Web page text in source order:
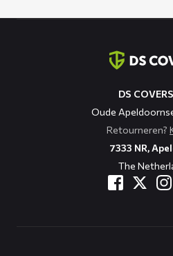
DS
Oude
Retourneren?
7333 NR,
The